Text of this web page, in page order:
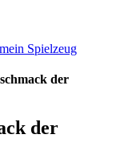
Spielzeug
der
der